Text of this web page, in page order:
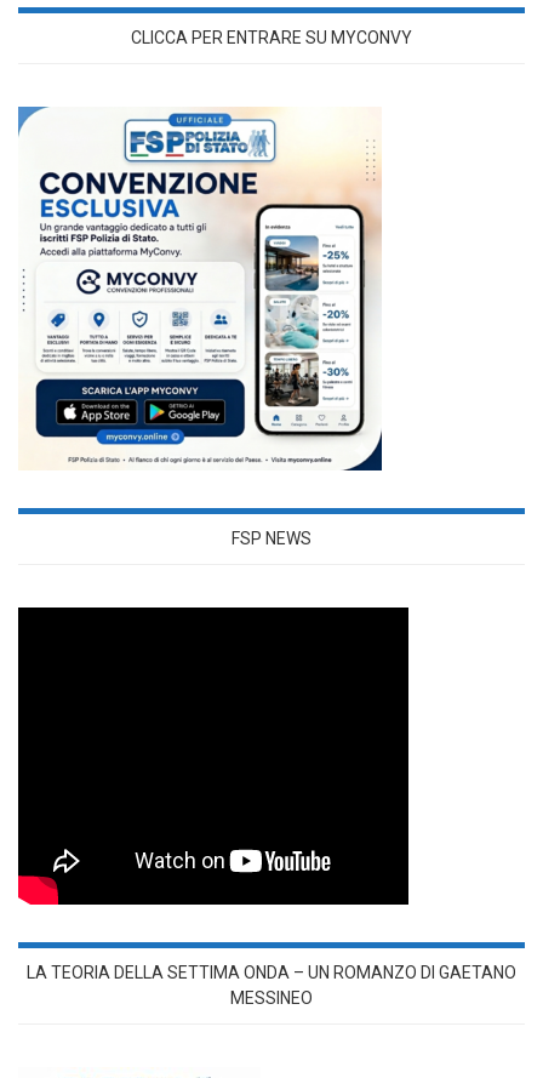
CLICCA PER ENTRARE SU MYCONVY
FSP NEWS
LA TEORIA DELLA SETTIMA ONDA – UN ROMANZO DI GAETANO
MESSINEO